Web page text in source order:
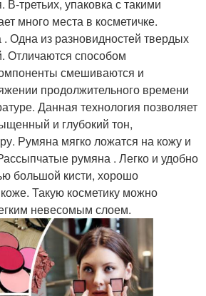
В-третьих, упаковка с такими
много места в косметичке.
Одна из разновидностей твердых
Отличаются способом
смешиваются и
продолжительного времени
Данная технология позволяет
и глубокий тон,
Румяна мягко ложатся на кожу и
румяна . Легко и удобно
большой кисти, хорошо
Такую косметику можно
невесомым слоем.